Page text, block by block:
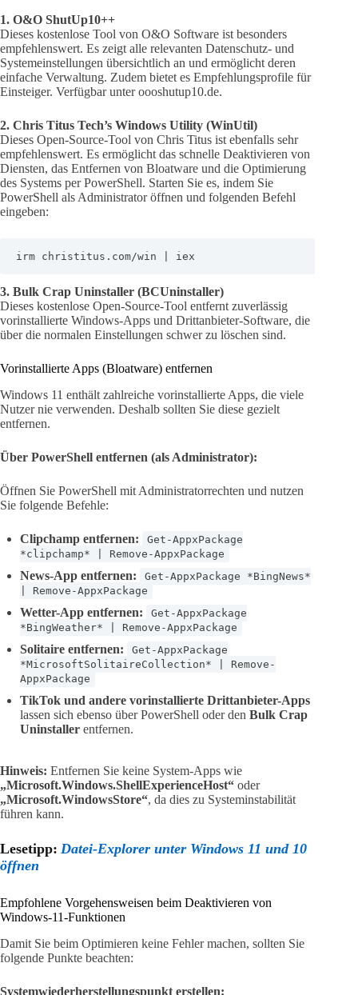
1. O&O ShutUp10++
Dieses kostenlose Tool von O&O Software ist besonders
empfehlenswert. Es zeigt alle relevanten Datenschutz- und
Systemeinstellungen übersichtlich an und ermöglicht deren
einfache Verwaltung. Zudem bietet es Empfehlungsprofile für
Einsteiger. Verfügbar unter oooshutup10.de.
2. Chris Titus Tech’s Windows Utility (WinUtil)
Dieses Open-Source-Tool von Chris Titus ist ebenfalls sehr
empfehlenswert. Es ermöglicht das schnelle Deaktivieren von
Diensten, das Entfernen von Bloatware und die Optimierung
des Systems per PowerShell. Starten Sie es, indem Sie
PowerShell als Administrator öffnen und folgenden Befehl
eingeben:
irm christitus.com/win | iex
3. Bulk Crap Uninstaller (BCUninstaller)
Dieses kostenlose Open-Source-Tool entfernt zuverlässig
vorinstallierte Windows-Apps und Drittanbieter-Software, die
über die normalen Einstellungen schwer zu löschen sind.
Vorinstallierte Apps (Bloatware) entfernen
Windows 11 enthält zahlreiche vorinstallierte Apps, die viele
Nutzer nie verwenden. Deshalb sollten Sie diese gezielt
entfernen.
Über PowerShell entfernen (als Administrator):
Öffnen Sie PowerShell mit Administratorrechten und nutzen
Sie folgende Befehle:
Clipchamp entfernen:
Get-AppxPackage
*clipchamp* | Remove-AppxPackage
News-App entfernen:
Get-AppxPackage *BingNews*
| Remove-AppxPackage
Wetter-App entfernen:
Get-AppxPackage
*BingWeather* | Remove-AppxPackage
Solitaire entfernen:
Get-AppxPackage
*MicrosoftSolitaireCollection* | Remove-
AppxPackage
TikTok und andere vorinstallierte Drittanbieter-Apps
lassen sich ebenso über PowerShell oder den Bulk Crap
Uninstaller entfernen.
Hinweis: Entfernen Sie keine System-Apps wie
„Microsoft.Windows.ShellExperienceHost“ oder
„Microsoft.WindowsStore“, da dies zu Systeminstabilität
führen kann.
Lesetipp: Datei-Explorer unter Windows 11 und 10
öffnen
Empfohlene Vorgehensweisen beim Deaktivieren von
Windows-11-Funktionen
Damit Sie beim Optimieren keine Fehler machen, sollten Sie
folgende Punkte beachten:
Systemwiederherstellungspunkt erstellen: